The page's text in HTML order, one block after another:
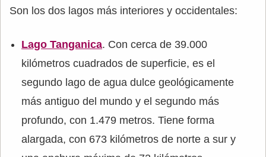
Son los dos lagos más interiores y occidentales:
Lago Tanganica. Con cerca de 39.000
kilómetros cuadrados de superficie, es el
segundo lago de agua dulce geológicamente
más antiguo del mundo y el segundo más
profundo, con 1.479 metros. Tiene forma
alargada, con 673 kilómetros de norte a sur y